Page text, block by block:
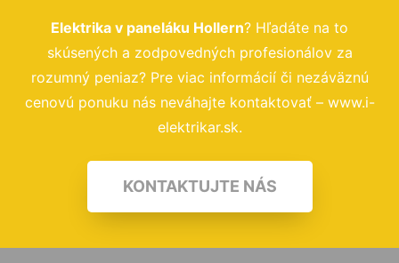
Elektrika v paneláku Hollern? Hľadáte na to
skúsených a zodpovedných profesionálov za
rozumný peniaz? Pre viac informácií či nezáväznú
cenovú ponuku nás neváhajte kontaktovať – www.i-
elektrikar.sk.
KONTAKTUJTE NÁS